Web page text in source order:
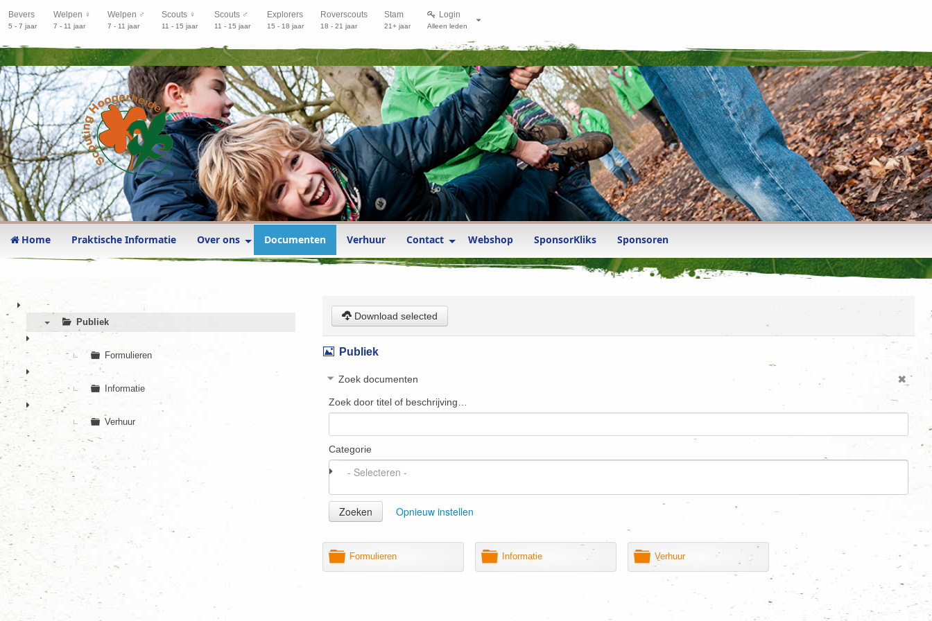
Bevers
5 - 7 jaar
Welpen ♀
7 - 11 jaar
Welpen ♂
7 - 11 jaar
Scouts ♀
11 - 15 jaar
Scouts ♂
11 - 15 jaar
Explorers
15 - 18 jaar
Roverscouts
18 - 21 jaar
Stam
21+ jaar
Login
Alleen leden
Home Praktische Informatie Over ons Documenten Verhuur Contact Webshop SponsorKliks Sponsoren
Publiek
Formulieren
Informatie
Verhuur
Download selected
Afbeelding
Publiek
Zoek documenten
Zoek door titel of beschrijving…
Categorie
Zoeken Opnieuw instellen
M
a
p
Formulieren
M
a
p
Informatie
M
a
p
Verhuur